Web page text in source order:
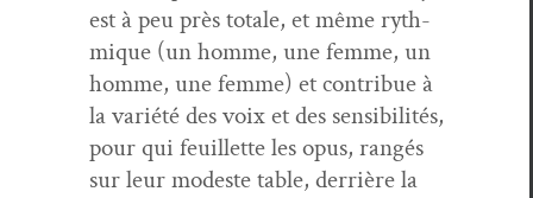
est à peu près totale, et même ryth­
mique (un homme, une femme, un
homme, une femme) et con­tribue à
la var­iété des voix et des sen­si­bil­ités,
pour qui feuil­lette les opus, rangés
sur leur mod­este table, der­rière la